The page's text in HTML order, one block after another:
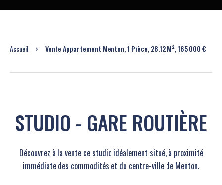
Accueil Vente Appartement Menton, 1 Pièce, 28.12 M², 165 000 €
STUDIO - GARE ROUTIÈRE
Découvrez à la vente ce studio idéalement situé, à proximité
immédiate des commodités et du centre-ville de Menton.